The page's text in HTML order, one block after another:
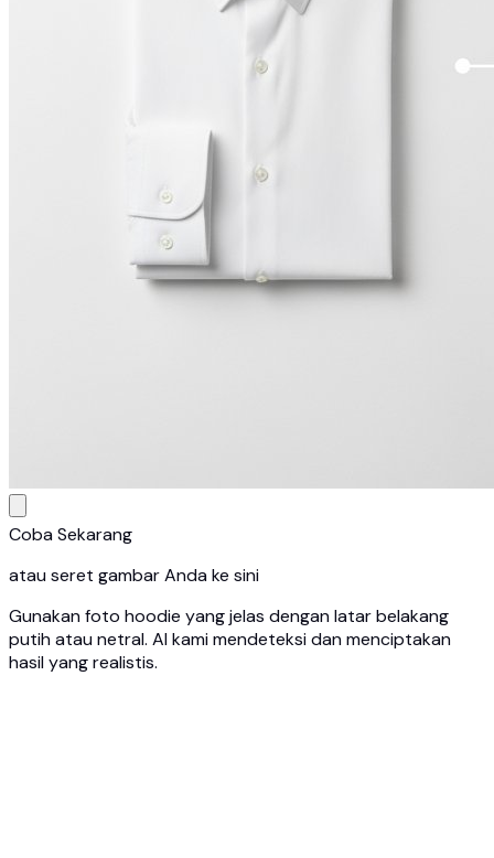
Coba Sekarang
atau seret gambar Anda ke sini
Gunakan foto hoodie yang jelas dengan latar belakang
putih atau netral. AI kami mendeteksi dan menciptakan
hasil yang realistis.